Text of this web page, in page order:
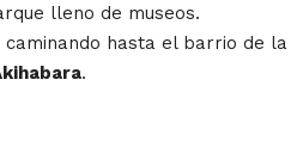
lleno de museos.
caminando hasta el barrio de la
.